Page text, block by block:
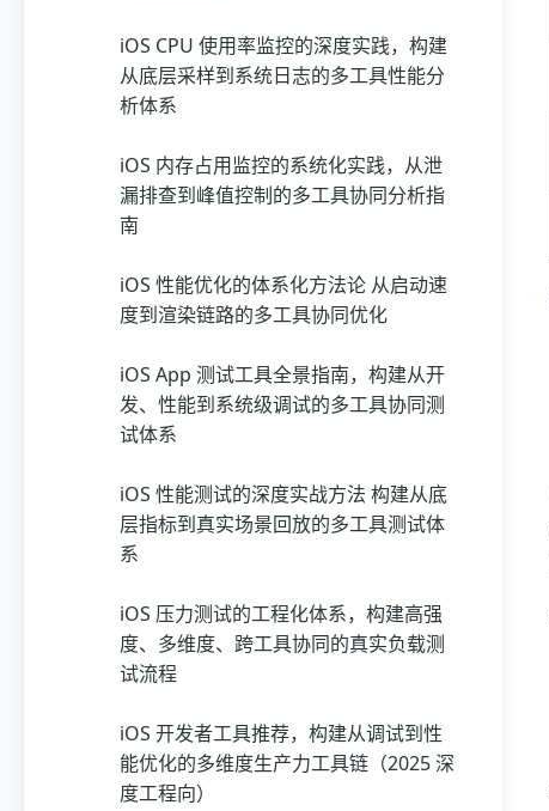
iOS CPU 使用率监控的深度实践，构建
从底层采样到系统日志的多工具性能分
析体系
iOS 内存占用监控的系统化实践，从泄
漏排查到峰值控制的多工具协同分析指
南
iOS 性能优化的体系化方法论 从启动速
度到渲染链路的多工具协同优化
iOS App 测试工具全景指南，构建从开
发、性能到系统级调试的多工具协同测
试体系
iOS 性能测试的深度实战方法 构建从底
层指标到真实场景回放的多工具测试体
系
iOS 压力测试的工程化体系，构建高强
度、多维度、跨工具协同的真实负载测
试流程
iOS 开发者工具推荐，构建从调试到性
能优化的多维度生产力工具链（2025 深
度工程向）